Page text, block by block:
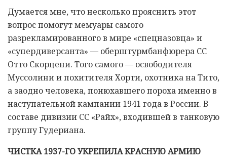
Думается мне, что несколько прояснить этот
вопрос помогут мемуары самого
разрекламированного в мире «спецназовца» и
«супердиверсанта» — оберштурмбанфюрера СС
Отто Скорцени. Того самого — освободителя
Муссолини и похитителя Хорти, охотника на Тито,
а заодно человека, понюхавшего пороха именно в
наступательной кампании 1941 года в России. В
составе дивизии СС «Райх», входившей в танковую
группу Гудериана.
ЧИСТКА 1937-ГО УКРЕПИЛА КРАСНУЮ АРМИЮ